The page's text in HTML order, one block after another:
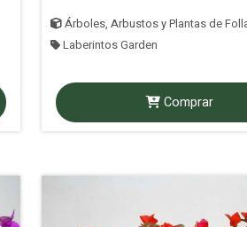
Árboles, Arbustos y Plantas de
Laberintos Garden
Comprar